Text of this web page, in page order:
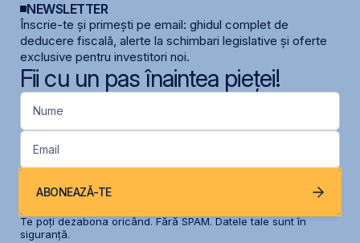
NEWSLETTER
Înscrie-te și primești pe email: ghidul complet de
deducere fiscală, alerte la schimbari legislative și oferte
exclusive pentru investitori noi.
Fii cu un pas înaintea pieței!
Nume
Email
ABONEAZĂ-TE
Te poți dezabona oricând. Fără SPAM. Datele tale sunt în
siguranță.